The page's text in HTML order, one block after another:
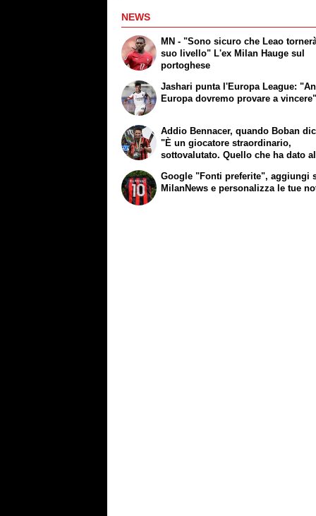
NEWS
MN - "Sono sicuro che Leao
suo livello" L'ex Milan Hauge sul
portoghese
Jashari punta l'Europa League:
Europa dovremo provare a vincere"
Addio Bennacer, quando Boban
"È un giocatore straordinario,
sottovalutato. Quello che ha dato al
Google "Fonti preferite", aggiungi
MilanNews e personalizza le tue